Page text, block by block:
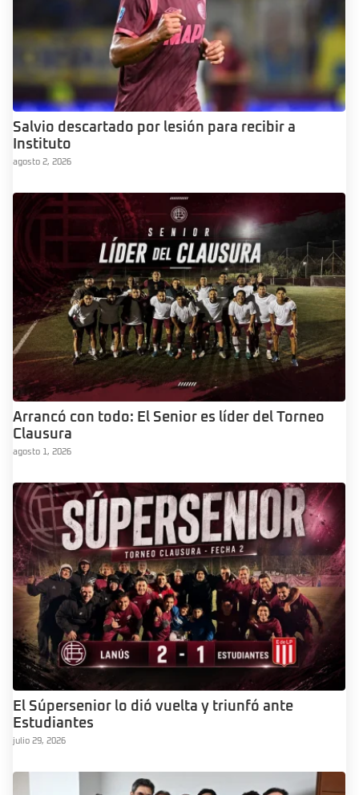
Salvio descartado por lesión para recibir a
Instituto
agosto 2, 2026
Arrancó con todo: El Senior es líder del Torneo
Clausura
agosto 1, 2026
El Súpersenior lo dió vuelta y triunfó ante
Estudiantes
julio 29, 2026